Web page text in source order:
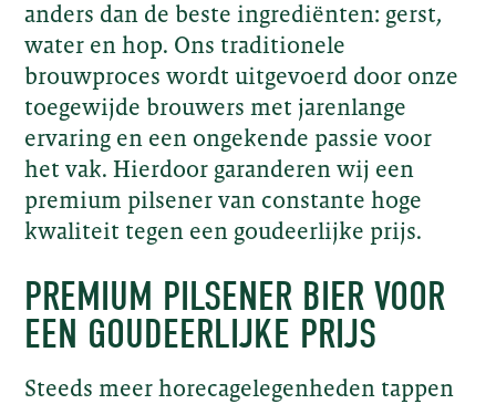
anders dan de beste ingrediënten: gerst,
water en hop. Ons traditionele
brouwproces wordt uitgevoerd door onze
toegewijde brouwers met jarenlange
ervaring en een ongekende passie voor
het vak. Hierdoor garanderen wij een
premium pilsener van constante hoge
kwaliteit tegen een goudeerlijke prijs.
PREMIUM PILSENER BIER VOOR
EEN GOUDEERLIJKE PRIJS
Steeds meer horecagelegenheden tappen